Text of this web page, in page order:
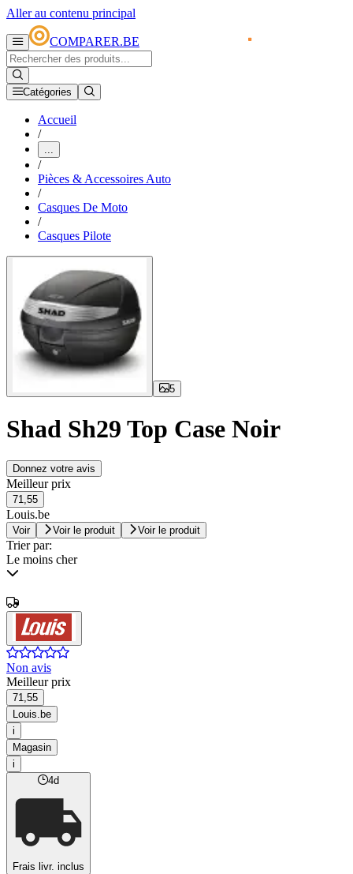
Aller au contenu principal
COMPARER.BE
Catégories
Accueil
/
...
/
Pièces & Accessoires Auto
/
Casques De Moto
/
Casques Pilote
5
Shad Sh29 Top Case Noir
Donnez votre avis
Meilleur prix
71,55
Louis.be
Voir Voir le produit Voir le produit
Trier par:
Le moins cher
Non avis
Meilleur prix
71,55
Louis.be
i
Magasin
i
4d
Frais livr. inclus